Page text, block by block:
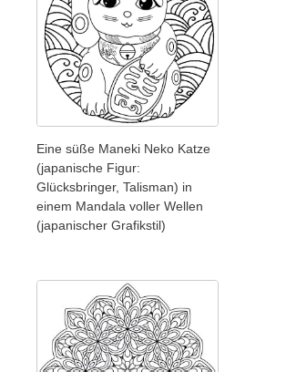
Eine süße Maneki Neko Katze
(japanische Figur:
Glücksbringer, Talisman) in
einem Mandala voller Wellen
(japanischer Grafikstil)